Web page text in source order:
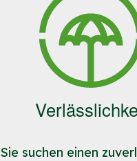
Sie suchen einen